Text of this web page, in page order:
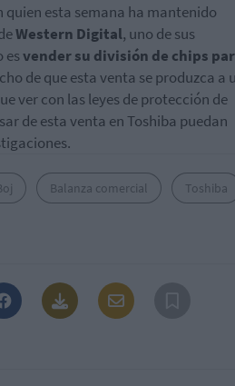
quien esta semana ha mantenido
Western Digital, uno de sus
esvender su división de chips
de que esta venta se produzca a
ver con las leyes de protección de
de esta venta en Toshiba puedan
Balanza comercial Toshiba